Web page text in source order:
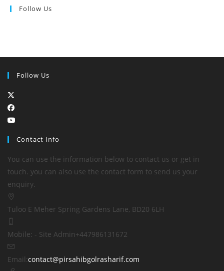
Follow Us
Follow Us
Contact Info
You can use the information below to contact us or get in
touch. you can also use the contact form to send us your
enquiry.
Tuloo E Meher Spring Gardens Lane, BD20 6LH
Mobile: - Site Admin+447986131672
Email:contact@pirsahibgolrasharif.com